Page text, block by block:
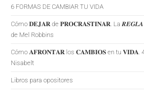
6 FORMAS DE CAMBIAR TU VIDA
Cómo 𝐃𝐄𝐉𝐀𝐑 de 𝐏𝐑𝐎𝐂𝐑𝐀𝐒𝐓𝐈𝐍𝐀𝐑. La
de Mel Robbins
Cómo 𝐀𝐅𝐑𝐎𝐍𝐓𝐀𝐑 los 𝐂𝐀𝐌𝐁𝐈𝐎𝐒 en tu 𝐕𝐈𝐃𝐀. 4
Nisabelt
Libros para opositores